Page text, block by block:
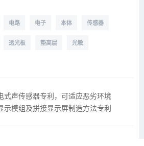
电路 电子 本体 传感器
透光板 垫高层 光敏
式声传感器专利，可适应恶劣环境
示模组及拼接显示屏制造方法专利